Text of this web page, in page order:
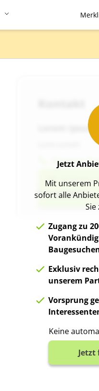
Lorem ipsum
Nummer
Anbieter
kontaktieren
Jetzt
Mit unserem
sofort alle
Sie
Zugang zu
Exklusiv
unserem
Vorsprung
Keine